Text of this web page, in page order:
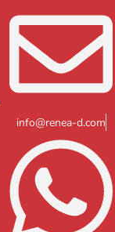
info@renea-d.com